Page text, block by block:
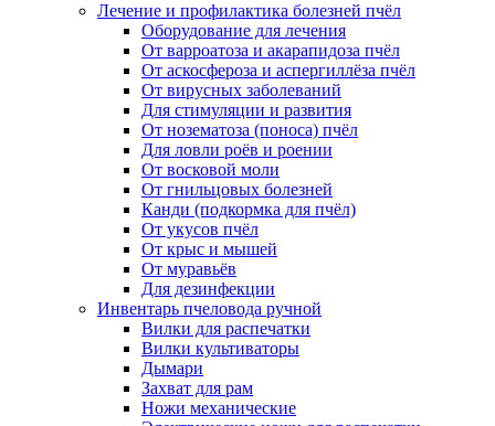
Лечение и профилактика болезней пчёл
Оборудование для лечения
От варроатоза и акарапидоза пчёл
От аскосфероза и аспергиллёза пчёл
От вирусных заболеваний
Для стимуляции и развития
От нозематоза (поноса) пчёл
Для ловли роёв и роении
От восковой моли
От гнильцовых болезней
Канди (подкормка для пчёл)
От укусов пчёл
От крыс и мышей
От муравьёв
Для дезинфекции
Инвентарь пчеловода ручной
Вилки для распечатки
Вилки культиваторы
Дымари
Захват для рам
Ножи механические